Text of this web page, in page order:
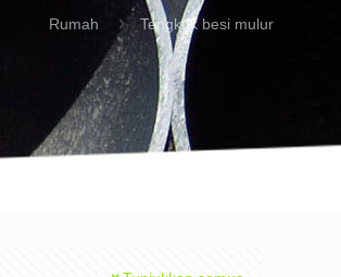
Rumah Tengkuk besi mulur